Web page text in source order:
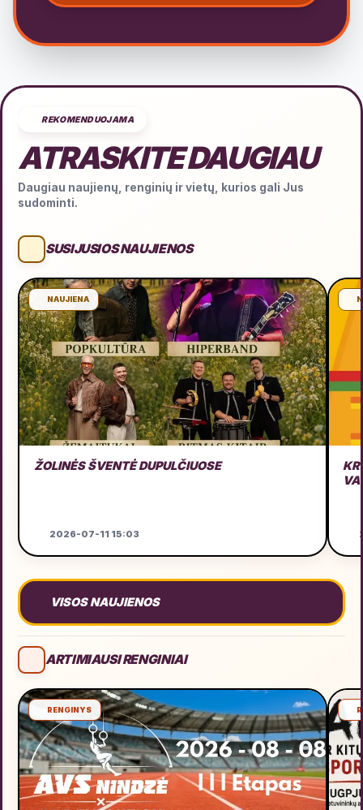
REKOMENDUOJAMA
ATRASKITE DAUGIAU
Daugiau naujienų, renginių ir vietų, kurios gali Jus
sudominti.
SUSIJUSIOS NAUJIENOS
NAUJIENA
ŽOLINĖS ŠVENTĖ DUPULČIUOSE
2026-07-11 15:03
VISOS NAUJIENOS
ARTIMIAUSI RENGINIAI
RENGINYS